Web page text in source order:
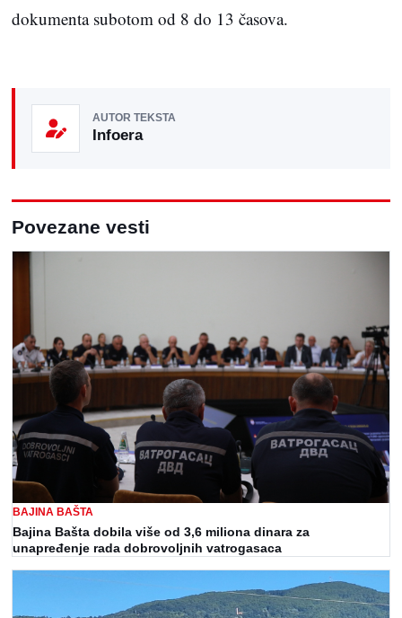
dokumenta subotom od 8 do 13 časova.
AUTOR TEKSTA
Infoera
Povezane vesti
BAJINA BAŠTA
Bajina Bašta dobila više od 3,6 miliona dinara za
unapređenje rada dobrovoljnih vatrogasaca